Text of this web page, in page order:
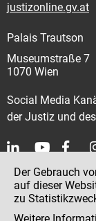
justizonline.gv.at
Palais Trautson
Museumstraße 7
1070 Wien
Social Media
der Justiz und
Kontakt
Impressum
Der Gebrauch
auf dieser
zu